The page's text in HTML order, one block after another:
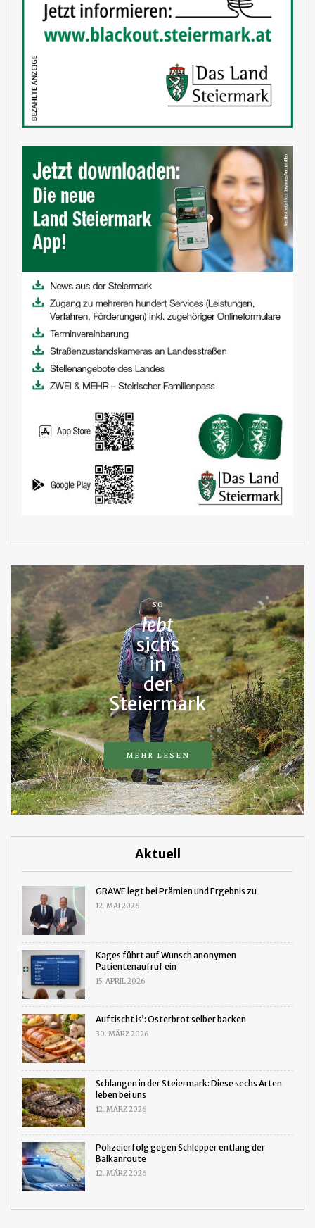
SO
lebt
sichs
in
der
Steiermark
MEHR LESEN
Aktuell
GRAWE legt bei Prämien und Ergebnis zu
12. MAI 2026
Kages führt auf Wunsch anonymen
Patientenaufruf ein
15. APRIL 2026
Auftischt is’: Osterbrot selber backen
30. MÄRZ 2026
Schlangen in der Steiermark: Diese sechs Arten
leben bei uns
12. MÄRZ 2026
Polizeierfolg gegen Schlepper entlang der
Balkanroute
12. MÄRZ 2026